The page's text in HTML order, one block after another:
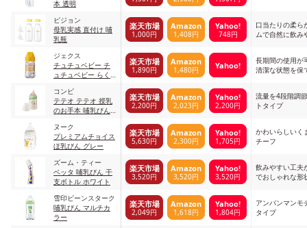
ラス製
本 透明
ピジョン
母乳実感 直付け 哺
乳瓶
楽天市場
1,000円
Amazon
1,408円
Yahoo!
748円
口当たりの柔ら
ムで自然に飲み
ジェクス
チュチュベビー チ
ュチュベビー らく
ガレイエロー
楽天市場
1,890円
Amazon
1,480円 Yahoo!
長期間の使用が
清潔な状態を保
コンビ
テテオ テテオ 授乳
のお手本 哺乳びん
楽天市場
2,200円
Amazon
2,023円
Yahoo!
2,200円
流量を4段階調
トタイプ
ヌーク
プレミアムチョイス
ほ乳びん グレー
楽天市場
5,630円
Amazon
2,300円
Yahoo!
1,705円
かわいらしいく
チーフ
ズーム・ティー
ベッタ 哺乳びん 干
支ボトル ホワイト
楽天市場
3,520円
Amazon
3,520円
Yahoo!
3,520円
飲みやすい工夫
でおしゃれな形
雪印ビーンスターク
哺乳びん マルチカ
ラー
楽天市場
2,049円
Amazon
1,618円
Yahoo!
1,804円
アンパンマンモ
タイプ